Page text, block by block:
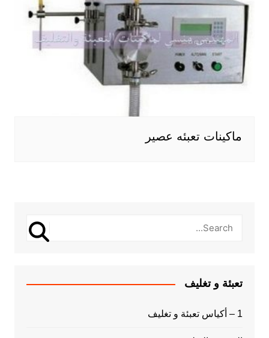
ماكينات تعبئه عصير
تعبئة و تغليف
1 – أكياس تعبئة و تغليف